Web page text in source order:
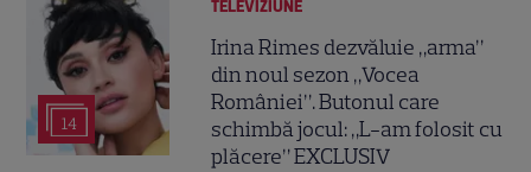
14
TELEVIZIUNE
Irina Rimes dezvăluie „arma”
din noul sezon „Vocea
României”. Butonul care
schimbă jocul: „L-am folosit cu
plăcere” EXCLUSIV